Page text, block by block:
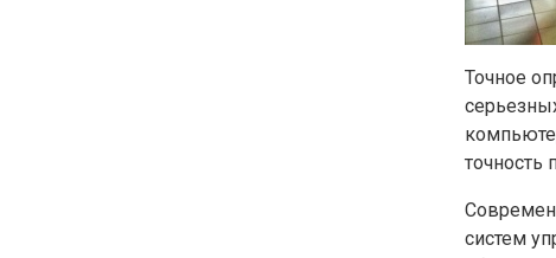
Точное
точность
систем